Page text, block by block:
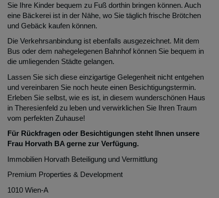
Sie Ihre Kinder bequem zu Fuß dorthin bringen können. Auch
eine Bäckerei ist in der Nähe, wo Sie täglich frische Brötchen
und Gebäck kaufen können.
Die Verkehrsanbindung ist ebenfalls ausgezeichnet. Mit dem
Bus oder dem nahegelegenen Bahnhof können Sie bequem in
die umliegenden Städte gelangen.
Lassen Sie sich diese einzigartige Gelegenheit nicht entgehen
und vereinbaren Sie noch heute einen Besichtigungstermin.
Erleben Sie selbst, wie es ist, in diesem wunderschönen Haus
in Theresienfeld zu leben und verwirklichen Sie Ihren Traum
vom perfekten Zuhause!
Für Rückfragen oder Besichtigungen steht Ihnen unsere
Frau Horvath BA gerne zur Verfügung.
Immobilien Horvath Beteiligung und Vermittlung
Premium Properties & Development
1010 Wien-A